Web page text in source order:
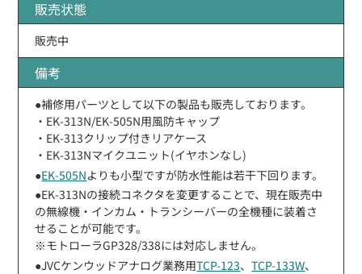
販売状態
販売中
備考
●補修用パーツとして以下の製品も販売しております。
・EK-313N/EK-505N用風防キャップ
・EK-313クリップ付きリアケース
・EK-313Nマイクユニット(イヤホンなし)
●EK-505Nよりも小型ですが防水性能は若干下回ります。
●EK-313Nの接続コネクタを変更することで、現在販売中
の無線機・インカム・トランシーバーの全機種に装着さ
せることが可能です。
※モトローラGP328/338には対応しません。
●JVCケンウッドアナログ業務用TCP-123、TCP-133W、